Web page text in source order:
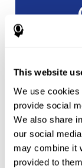
This website
We use
provide social
We also share
our social
may combine it
provided to
حساب جديد